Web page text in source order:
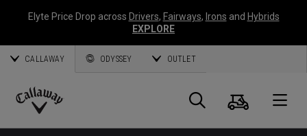
Elyte Price Drop across Drivers, Fairways, Irons and Hybrids
EXPLORE
CALLAWAY ODYSSEY OUTLET
Callaway
Suche